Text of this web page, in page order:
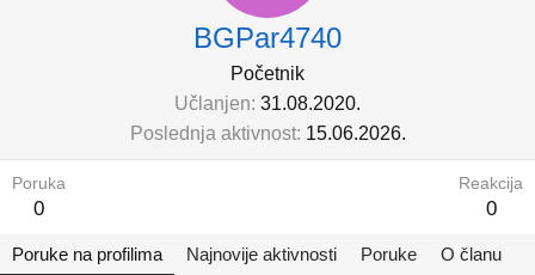
BGPar4740
Početnik
Učlanjen 31.08.2020.
Poslednja aktivnost 15.06.2026.
Poruka
0
Reakcija
0
Poruke na profilima Najnovije aktivnosti Poruke O članu